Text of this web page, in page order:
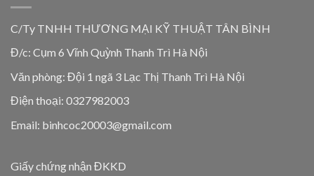
C/Ty TNHH THƯƠNG MẠI KỸ THUẬT TÂN BÌNH
Đ/c: Cụm 6 Vĩnh Quỳnh Thanh Trì Hà Nội
Văn phòng: Đội 1 ngã 3 Lạc Thị Thanh Trì Hà Nội
Điện thoại: 0327982003
Email: binhcoc20003@gmail.com
Giấy chứng nhận ĐKKD